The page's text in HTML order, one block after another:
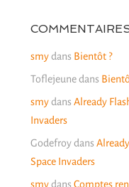
smydans Bientôt ?
Toflejeunedans
smydans Already
Invaders
Godefroydans
Space Invaders
smydans Comptes